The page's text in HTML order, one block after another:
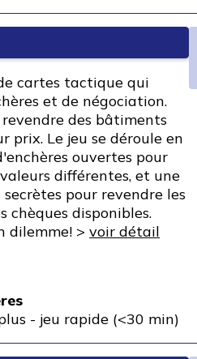
cartes tactique qui
et de négociation.
des bâtiments
prix. Le jeu se déroule en
ouvertes pour
différentes, et une
pour revendre les
chèques disponibles.
dilemme! >voir détail
- jeu rapide (<30 min)